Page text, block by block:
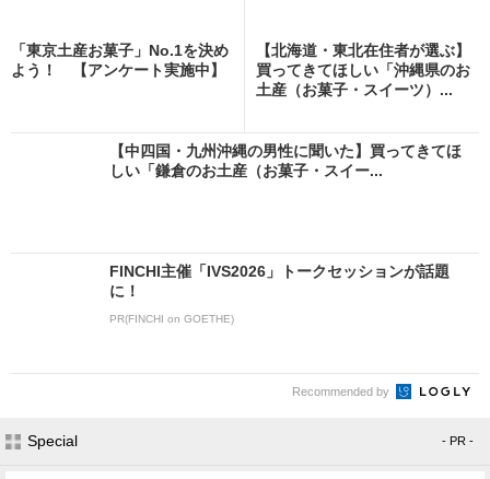
「東京土産お菓子」No.1を決め
よう！ 【アンケート実施中】
【北海道・東北在住者が選ぶ】
買ってきてほしい「沖縄県のお
土産（お菓子・スイーツ）...
【中四国・九州沖縄の男性に聞いた】買ってきてほ
しい「鎌倉のお土産（お菓子・スイー...
FINCHI主催「IVS2026」トークセッションが話題
に！
PR(FINCHI on GOETHE)
Recommended by
Special - PR -